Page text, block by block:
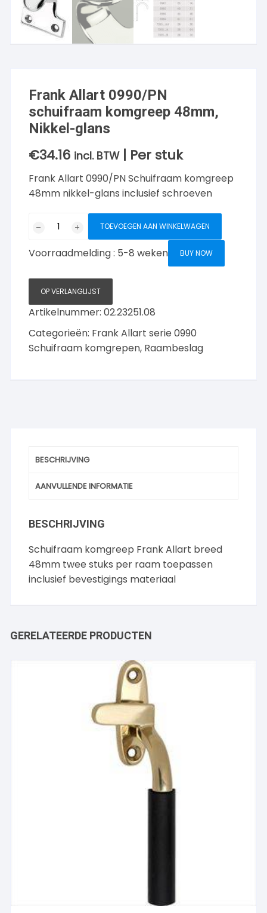
Frank Allart 0990/PN
schuifraam komgreep 48mm,
Nikkel-glans
€34.16 incl. BTW | Per stuk
Frank Allart 0990/PN Schuifraam komgreep
48mm nikkel-glans inclusief schroeven
0990/PN
komgreep
48mm,
Nikkel-
glans
aantal
TOEVOEGEN AAN WINKELWAGEN
Voorraadmelding : 5-8 weken BUY NOW
OP VERLANGLIJST
Artikelnummer:02.23251.08
Categorieën: Frank Allart serie 0990
Schuifraam komgrepen, Raambeslag
BESCHRIJVING
AANVULLENDE INFORMATIE
BESCHRIJVING
Schuifraam komgreep Frank Allart breed
48mm twee stuks per raam toepassen
inclusief bevestigings materiaal
GERELATEERDE PRODUCTEN